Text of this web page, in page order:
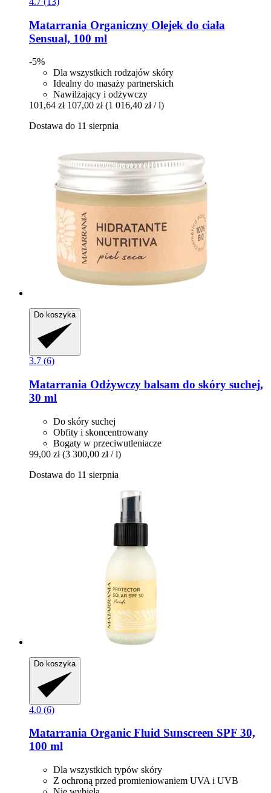
Matarrania Organiczny Olejek do ciała
Sensual, 100 ml
-5%
Dla wszystkich rodzajów skóry
Idealny do masaży partnerskich
Nawilżający i odżywczy
101,64 zł 107,00 zł (1 016,40 zł / l)
Dostawa do 11 sierpnia
Do koszyka
3.7 (6)
Matarrania Odżywczy balsam do skóry suchej,
30 ml
Do skóry suchej
Obfity i skoncentrowany
Bogaty w przeciwutleniacze
99,00 zł (3 300,00 zł / l)
Dostawa do 11 sierpnia
Do koszyka
4.0 (6)
Matarrania Organic Fluid Sunscreen SPF 30,
100 ml
Dla wszystkich typów skóry
Z ochroną przed promieniowaniem UVA i UVB